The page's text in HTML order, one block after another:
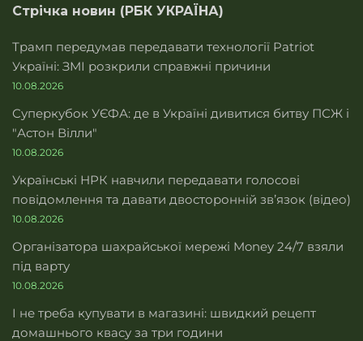
Стрічка новин (РБК УКРАЇНА)
Трамп передумав передавати технології Patriot
Україні: ЗМІ розкрили справжні причини
10.08.2026
Суперкубок УЄФА: де в Україні дивитися битву ПСЖ і
"Астон Вілли"
10.08.2026
Українські НРК навчили передавати голосові
повідомлення та давати двосторонній звʼязок (відео)
10.08.2026
Організатора шахрайської мережі Money 24/7 взяли
під варту
10.08.2026
І не треба купувати в магазині: швидкий рецепт
домашнього квасу за три години